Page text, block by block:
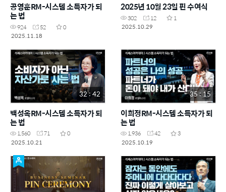
공영훈RM-시스템 소득자가 되
는 법
924 52
0
2025.11.18
2025년 10월 23일 핀 수여식
302 12
1
2025.10.29
32 : 42
백성옥RM-시스템 소득자가 되
는 법
1,560 71
0
2025.10.21
35 : 15
이희정RM-시스템 소득자가 되
는 법
1,936 42
3
2025.10.19